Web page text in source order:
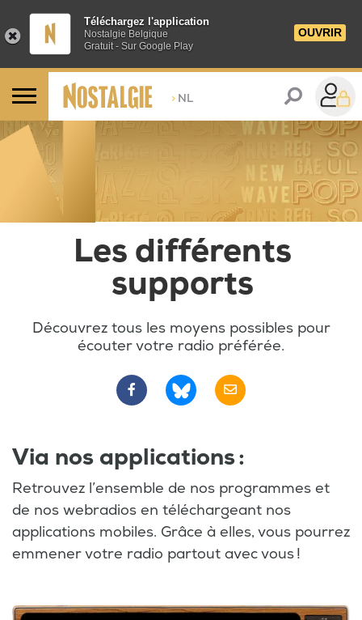
Téléchargez l'application
Nostalgie Belgique
Gratuit - Sur Google Play
OUVRIR
> NL
Comment écouter
Les différents
supports
Découvrez tous les moyens possibles pour
écouter votre radio préférée.
Via nos applications :
Retrouvez l’ensemble de nos programmes et
de nos webradios en téléchargeant nos
applications mobiles. Grâce à elles, vous pourrez
emmener votre radio partout avec vous !